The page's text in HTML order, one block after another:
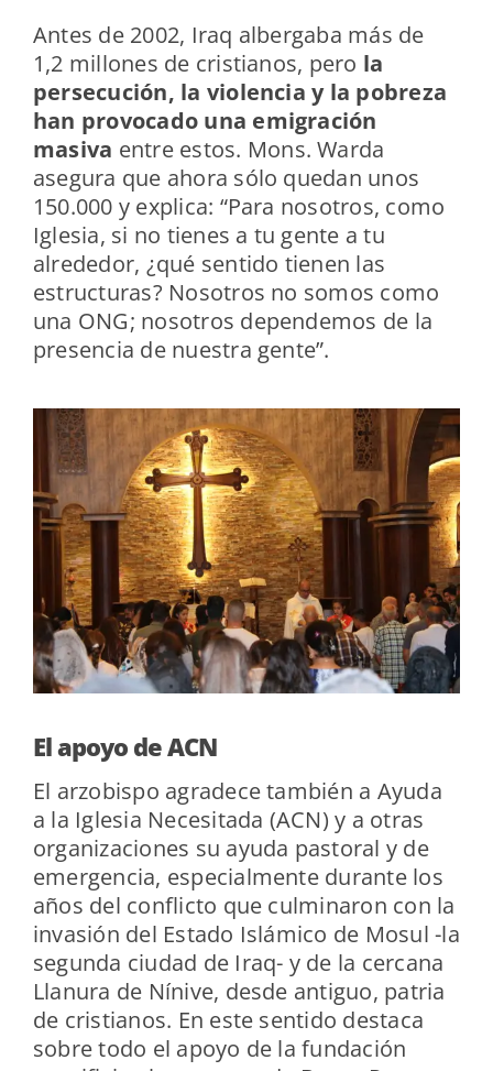
Antes de 2002, Iraq albergaba más de
1,2 millones de cristianos, pero la
persecución, la violencia y la pobreza
han provocado una emigración
masiva entre estos. Mons. Warda
asegura que ahora sólo quedan unos
150.000 y explica: “Para nosotros, como
Iglesia, si no tienes a tu gente a tu
alrededor, ¿qué sentido tienen las
estructuras? Nosotros no somos como
una ONG; nosotros dependemos de la
presencia de nuestra gente”.
El apoyo de ACN
El arzobispo agradece también a Ayuda
a la Iglesia Necesitada (ACN) y a otras
organizaciones su ayuda pastoral y de
emergencia, especialmente durante los
años del conflicto que culminaron con la
invasión del Estado Islámico de Mosul -la
segunda ciudad de Iraq- y de la cercana
Llanura de Nínive, desde antiguo, patria
de cristianos. En este sentido destaca
sobre todo el apoyo de la fundación